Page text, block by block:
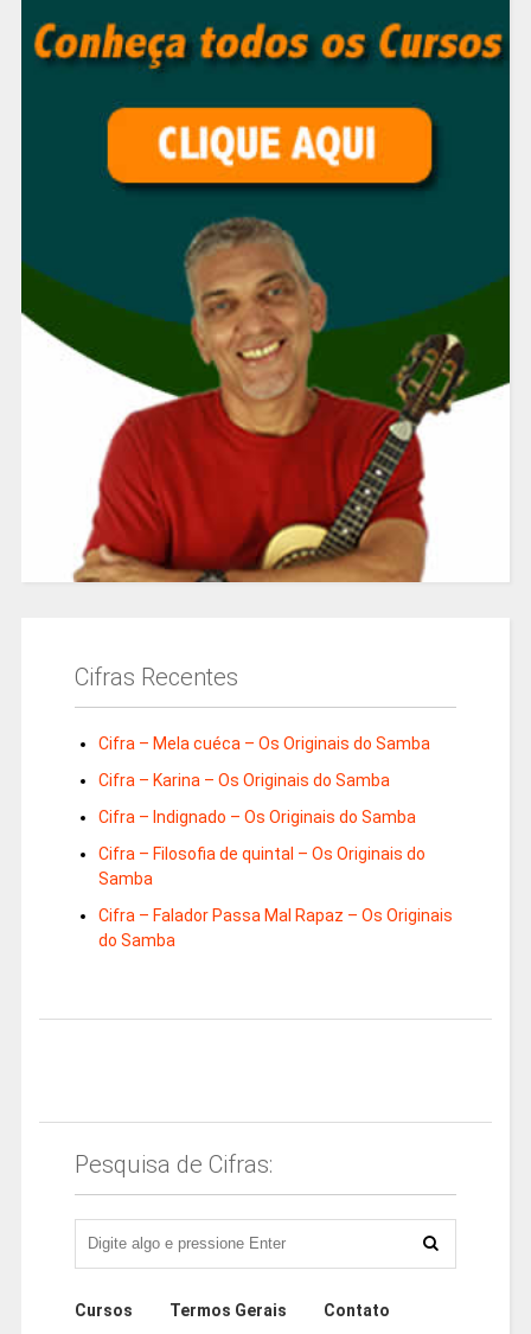
Cifras Recentes
Cifra – Mela cuéca – Os Originais do Samba
Cifra – Karina – Os Originais do Samba
Cifra – Indignado – Os Originais do Samba
Cifra – Filosofia de quintal – Os Originais do
Samba
Cifra – Falador Passa Mal Rapaz – Os Originais
do Samba
Pesquisa de Cifras:
Cursos Termos Gerais Contato